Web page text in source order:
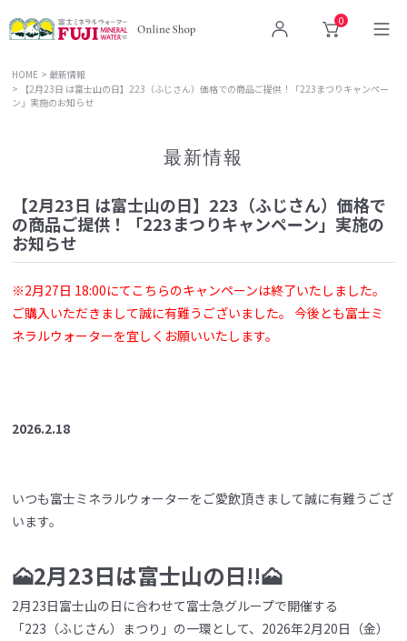
ログイン
0
カート
HOME
最新情報
【2月23日 は富士山の日】223（ふじさん）価格での商品ご提供！「223まつりキャンペー
ン」実施のお知らせ
最新情報
【2月23日 は富士山の日】223（ふじさん）価格で
の商品ご提供！「223まつりキャンペーン」実施の
お知らせ
※2月27日 18:00にてこちらのキャンペーンは終了いたしました。
ご購入いただきまして誠に有難うございました。 今後とも富士ミ
ネラルウォーターを宜しくお願いいたします。
2026.2.18
いつも富士ミネラルウォーターをご愛飲頂きまして誠に有難うござ
います。
🗻2月23日は富士山の日!!🗻
2月23日富士山の日に合わせて富士急グループで開催する
「223（ふじさん）まつり」の一環として、2026年2月20日（金）